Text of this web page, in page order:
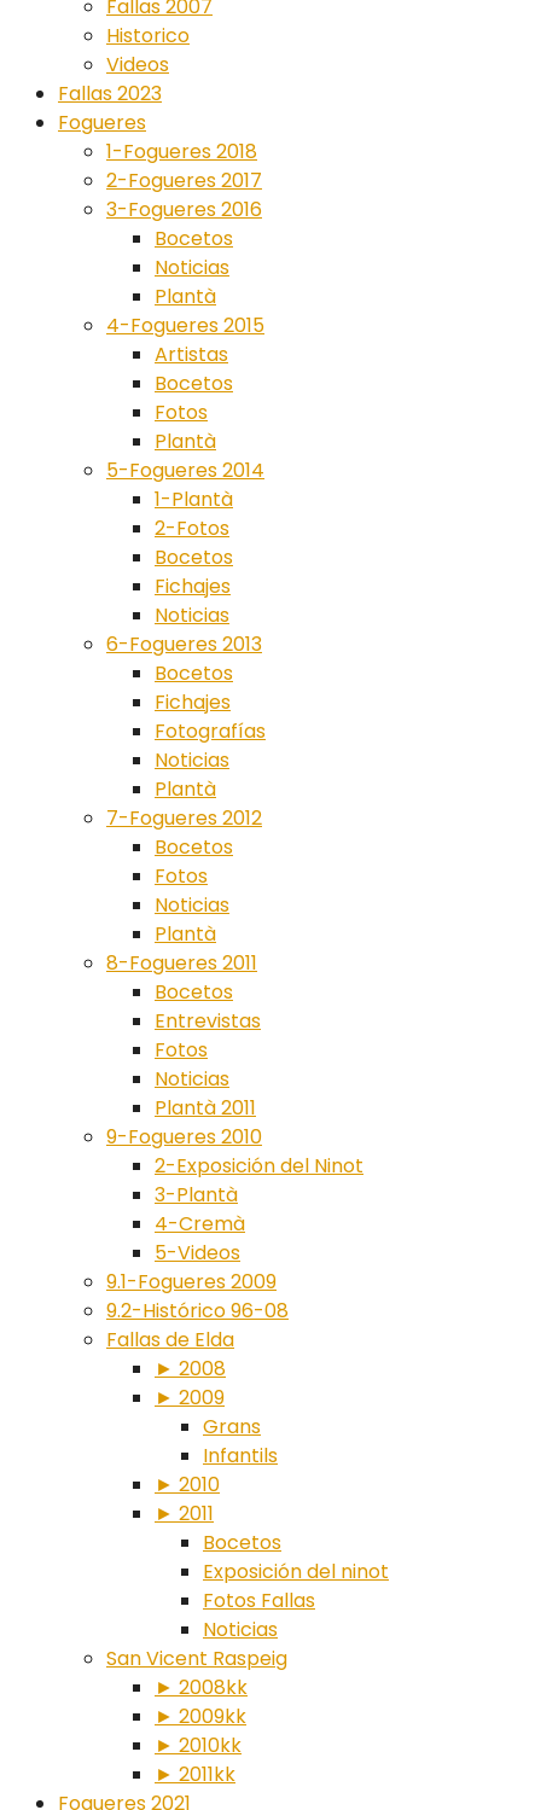
Fallas 2007
Historico
Videos
Fallas 2023
Fogueres
1-Fogueres 2018
2-Fogueres 2017
3-Fogueres 2016
Bocetos
Noticias
Plantà
4-Fogueres 2015
Artistas
Bocetos
Fotos
Plantà
5-Fogueres 2014
1-Plantà
2-Fotos
Bocetos
Fichajes
Noticias
6-Fogueres 2013
Bocetos
Fichajes
Fotografías
Noticias
Plantà
7-Fogueres 2012
Bocetos
Fotos
Noticias
Plantà
8-Fogueres 2011
Bocetos
Entrevistas
Fotos
Noticias
Plantà 2011
9-Fogueres 2010
2-Exposición del Ninot
3-Plantà
4-Cremà
5-Videos
9.1-Fogueres 2009
9.2-Histórico 96-08
Fallas de Elda
► 2008
► 2009
Grans
Infantils
► 2010
► 2011
Bocetos
Exposición del ninot
Fotos Fallas
Noticias
San Vicent Raspeig
► 2008kk
► 2009kk
► 2010kk
► 2011kk
Fogueres 2021